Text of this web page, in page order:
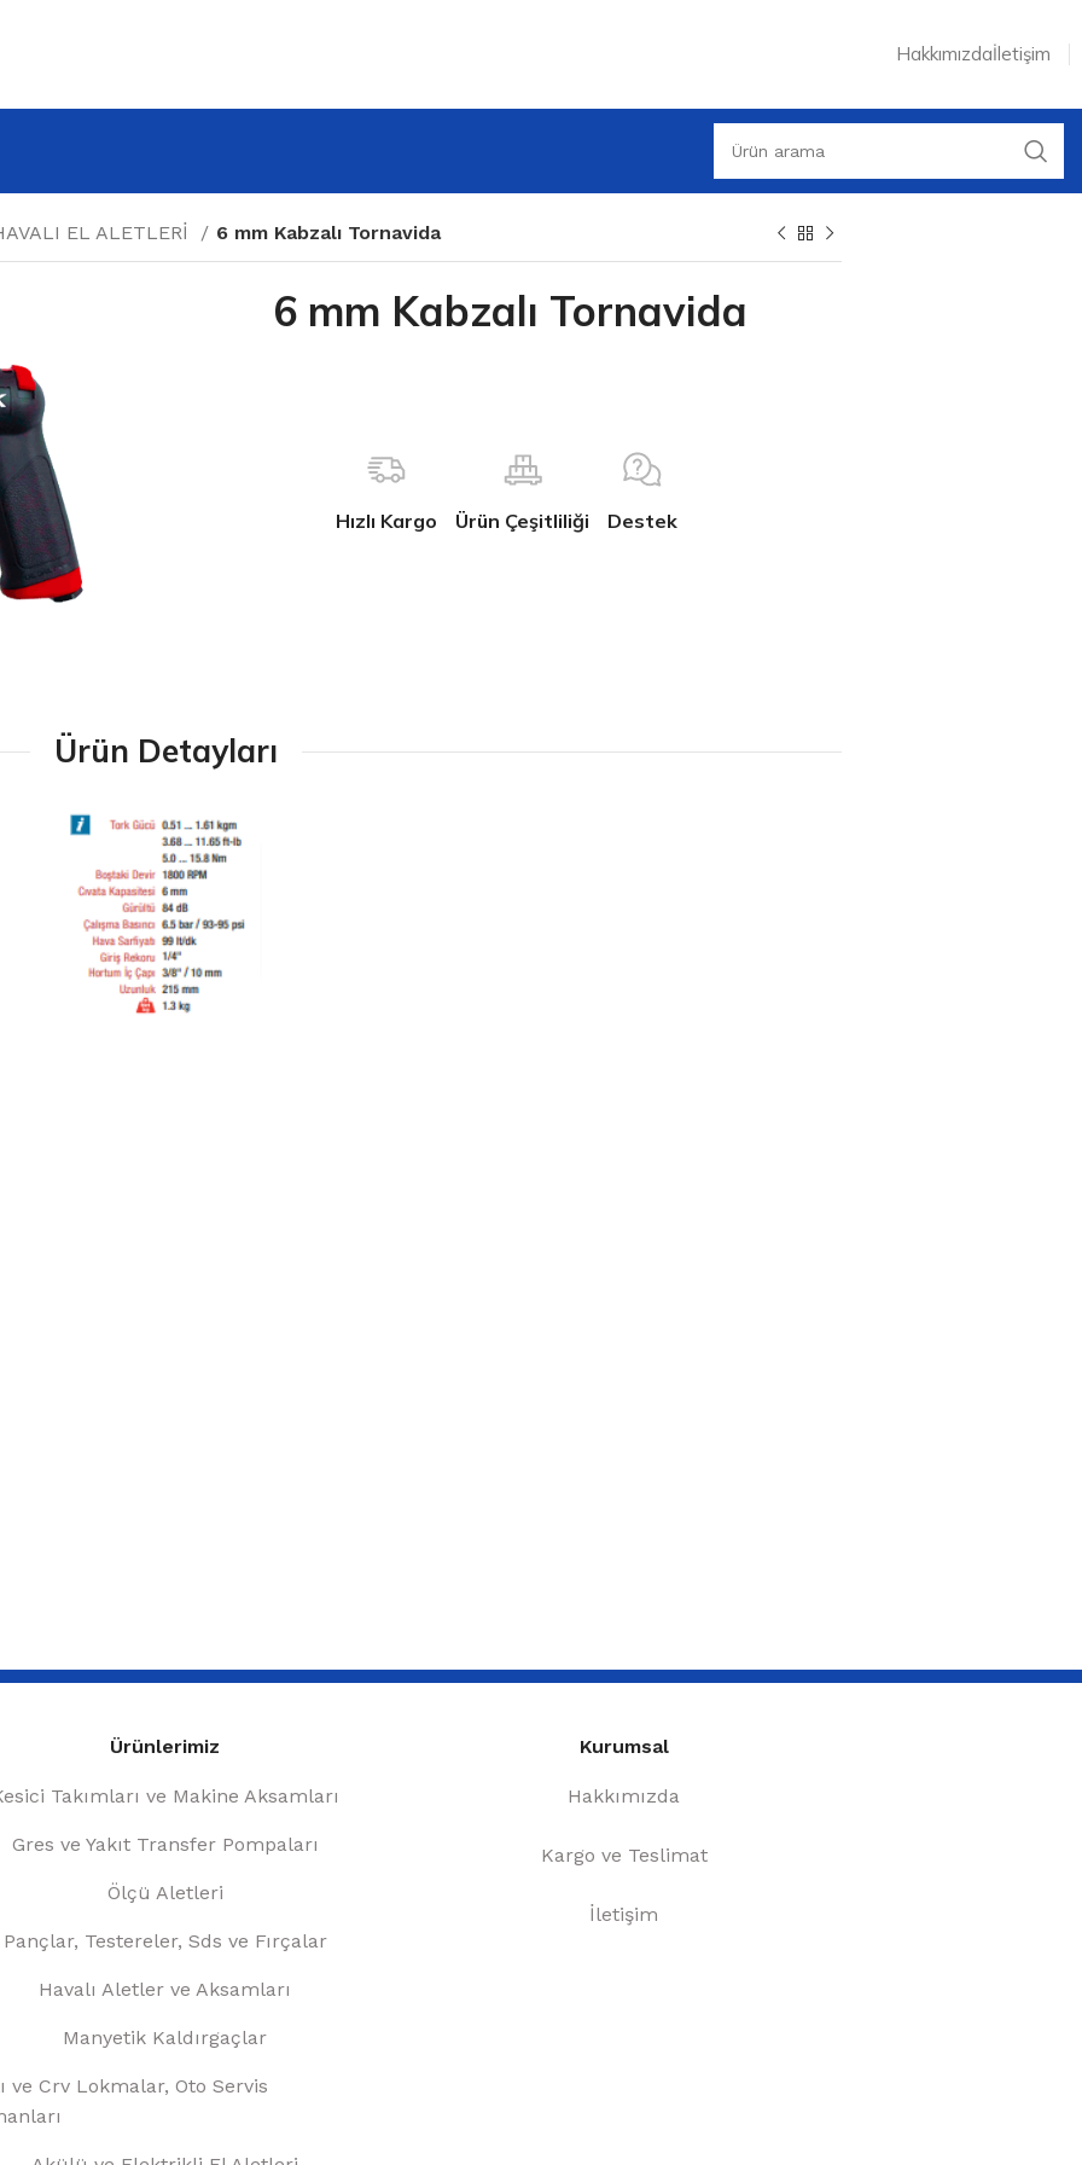
Hakkımızdaİletişim
EL ALETLERİ 6 mm Kabzalı Tornavida
6 mm Kabzalı Tornavida
Hızlı Kargo Ürün Çeşitliliği Destek
Ürün Detayları
Ürünlerimiz
Takımları ve Makine Aksamları
Gres ve Yakıt Transfer Pompaları
Ölçü Aletleri
Pançlar, Testereler, Sds ve Fırçalar
Havalı Aletler ve Aksamları
Manyetik Kaldırgaçlar
ve Crv Lokmalar, Oto Servis
Kurumsal
Hakkımızda
Kargo ve Teslimat
İletişim